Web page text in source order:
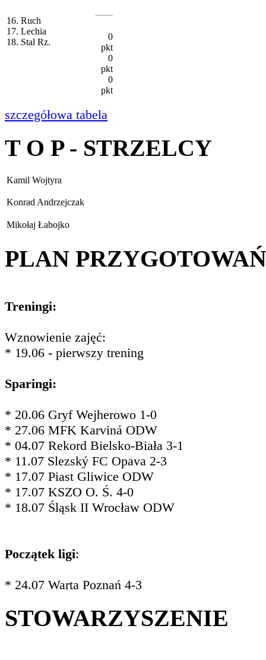
16. Ruch
17. Lechia
18. Stal Rz.
0
pkt
0
pkt
0
pkt
szczegółowa tabela
T O P - STRZELCY
Kamil Wojtyra
Konrad Andrzejczak
Mikołaj Łabojko
PLAN PRZYGOTOWAŃ
Treningi:
Wznowienie zajęć:
* 19.06 - pierwszy trening
Sparingi:
* 20.06 Gryf Wejherowo 1-0
* 27.06 MFK Karviná ODW
* 04.07 Rekord Bielsko-Biała 3-1
* 11.07 Slezský FC Opava 2-3
* 17.07 Piast Gliwice ODW
* 17.07 KSZO O. Ś. 4-0
* 18.07 Śląsk II Wrocław ODW
Początek ligi:
* 24.07 Warta Poznań 4-3
STOWARZYSZENIE